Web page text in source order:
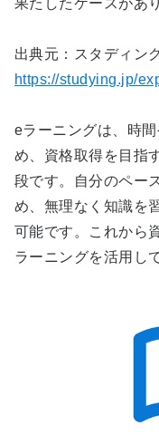
果たしたケースがあ
出典元：スタディン
https://studying.jp/
eラーニングは、時
め、資格取得を目指
段です。自分のペー
め、無理なく知識を
可能です。これから
ラーニングを活用し